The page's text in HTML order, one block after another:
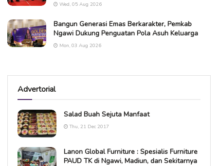
Wed, 05 Aug 2026
Bangun Generasi Emas Berkarakter, Pemkab
Ngawi Dukung Penguatan Pola Asuh Keluarga
Mon, 03 Aug 2026
Advertorial
Salad Buah Sejuta Manfaat
Thu, 21 Dec 2017
Lanon Global Furniture : Spesialis Furniture
PAUD TK di Ngawi, Madiun, dan Sekitarnya